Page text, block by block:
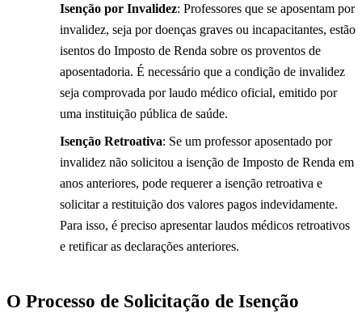
Isenção por Invalidez: Professores que se aposentam por
invalidez, seja por doenças graves ou incapacitantes, estão
isentos do Imposto de Renda sobre os proventos de
aposentadoria. É necessário que a condição de invalidez
seja comprovada por laudo médico oficial, emitido por
uma instituição pública de saúde.
Isenção Retroativa: Se um professor aposentado por
invalidez não solicitou a isenção de Imposto de Renda em
anos anteriores, pode requerer a isenção retroativa e
solicitar a restituição dos valores pagos indevidamente.
Para isso, é preciso apresentar laudos médicos retroativos
e retificar as declarações anteriores.
O Processo de Solicitação de Isenção